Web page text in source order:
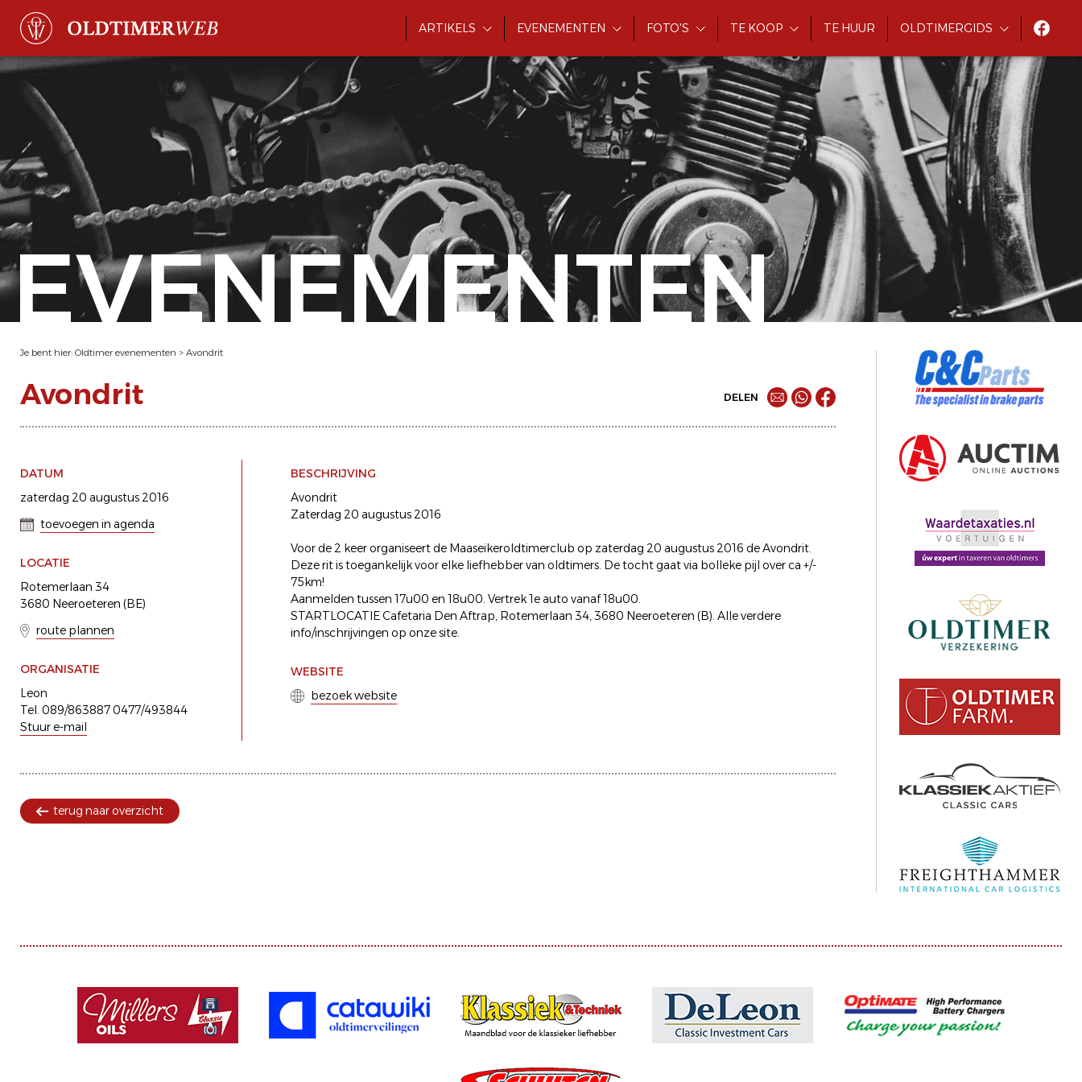
ARTIKELS EVENEMENTEN FOTO'S TE KOOP TE HUUR OLDTIMERGIDS
EVENEMENTEN
Je bent hier: Oldtimer evenementen > Avondrit
Avondrit DELEN
DATUM
zaterdag 20 augustus 2016
toevoegen in agenda
LOCATIE
Rotemerlaan 34
3680 Neeroeteren (BE)
route plannen
ORGANISATIE
Leon
Tel. 089/863887 0477/493844
Stuur e-mail
BESCHRIJVING
Avondrit
Zaterdag 20 augustus 2016
Voor de 2 keer organiseert de Maaseikeroldtimerclub op zaterdag 20 augustus 2016 de Avondrit.
Deze rit is toegankelijk voor elke liefhebber van oldtimers. De tocht gaat via bolleke pijl over ca +/-
75km!
Aanmelden tussen 17u00 en 18u00. Vertrek 1e auto vanaf 18u00.
STARTLOCATIE Cafetaria Den Aftrap, Rotemerlaan 34, 3680 Neeroeteren (B). Alle verdere
info/inschrijvingen op onze site.
WEBSITE
bezoek website
terug naar overzicht